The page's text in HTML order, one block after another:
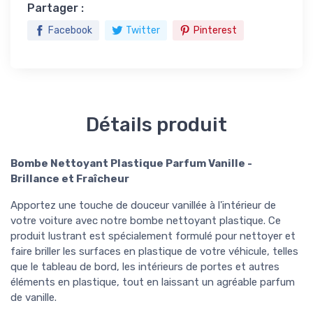
Partager :
Facebook Twitter Pinterest
Détails produit
Bombe Nettoyant Plastique Parfum Vanille -
Brillance et Fraîcheur
Apportez une touche de douceur vanillée à l'intérieur de
votre voiture avec notre bombe nettoyant plastique. Ce
produit lustrant est spécialement formulé pour nettoyer et
faire briller les surfaces en plastique de votre véhicule, telles
que le tableau de bord, les intérieurs de portes et autres
éléments en plastique, tout en laissant un agréable parfum
de vanille.